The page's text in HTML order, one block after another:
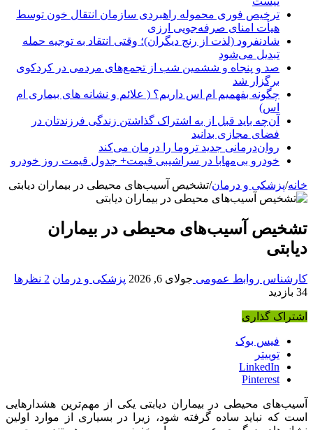
ترخیص فوری محموله راهبردی سازمان انتقال خون توسط
هیأت امنای صرفه‌جویی ارزی
شادنفرود (لذت از رنج دیگران)؛ وقتی انتقاد به توجیه حمله
تبدیل می‌شود
صد و پنجاه‌ و ششمین شب از تجمع‌های مردمی در کردکوی
برگزار شد
چگونه بفهمیم ام اس داریم؟ ( علائم و نشانه های بیماری ام
اس)
آن‌چه باید قبل از به اشتراک گذاشتن زندگی فرزندتان در
فضای مجازی بدانید
روان‌درمانی جدید تروما را درمان می‌کند
خودرو بی‌مهابا در سراشیبی قیمت+ جدول قیمت روز خودرو
خانه/پزشکی و درمان/تشخیص آسیب‌های محیطی در بیماران دیابتی
تشخیص آسیب‌های محیطی در بیماران
دیابتی
کارشناس روابط عمومی جولای 6, 2026 پزشکی و درمان 2 نظرها
34 بازدید
اشتراک گذاری
فیس بوک
توییتر
LinkedIn
Pinterest
آسیب‌های محیطی در بیماران دیابتی یکی از مهم‌ترین هشدارهایی
است که نباید ساده گرفته شود، زیرا در بسیاری از موارد اولین